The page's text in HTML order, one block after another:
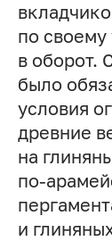
по своему
в оборот.
было
условия
древние
на
по-
и